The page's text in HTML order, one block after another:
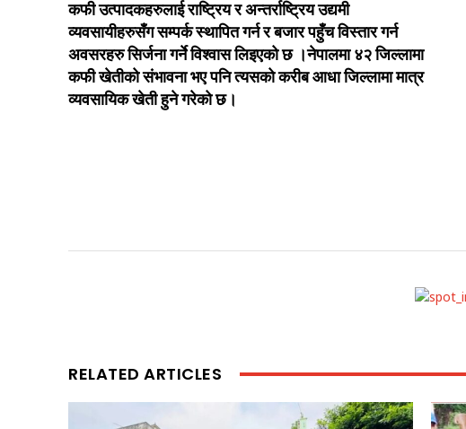
कफी उत्पादकहरुलाई राष्ट्रिय र अन्तर्राष्ट्रिय उद्यमी
व्यवसायीहरुसँग सम्पर्क स्थापित गर्न र बजार पहुँच विस्तार गर्न
अवसरहरु सिर्जना गर्ने विश्वास लिइएको छ ।नेपालमा ४२ जिल्लामा
कफी खेतीको संभावना भए पनि त्यसको करीब आधा जिल्लामा मात्र
व्यवसायिक खेती हुने गरेको छ।
RELATED ARTICLES